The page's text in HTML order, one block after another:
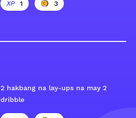
1 3
2 hakbang na lay-ups na may 2
dribble